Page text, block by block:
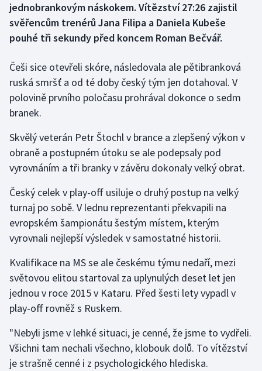
Dostihy
Futsal
Golf
Gymnastika
Házená
Jezdectví
Judo
Krasobruslení
Lezení
Lyže a snowboard
Moderní pětiboj
Motorsport
jednobrankovým náskokem. Vítězství 27:26 zajistil
svěřencům trenérů Jana Filipa a Daniela Kubeše
pouhé tři sekundy před koncem Roman Bečvář.
Češi sice otevřeli skóre, následovala ale pětibranková
ruská smršť a od té doby český tým jen dotahoval. V
polovině prvního poločasu prohrával dokonce o sedm
branek.
Skvělý veterán Petr Štochl v brance a zlepšený výkon v
obraně a postupném útoku se ale podepsaly pod
vyrovnáním a tři branky v závěru dokonaly velký obrat.
Český celek v play-off usiluje o druhý postup na velký
turnaj po sobě. V lednu reprezentanti překvapili na
evropském šampionátu šestým místem, kterým
vyrovnali nejlepší výsledek v samostatné historii.
Kvalifikace na MS se ale českému týmu nedaří, mezi
světovou elitou startoval za uplynulých deset let jen
jednou v roce 2015 v Kataru. Před šesti lety vypadl v
play-off rovněž s Ruskem.
"Nebyli jsme v lehké situaci, je cenné, že jsme to vydřeli.
Všichni tam nechali všechno, klobouk dolů. To vítězství
je strašně cenné i z psychologického hlediska.